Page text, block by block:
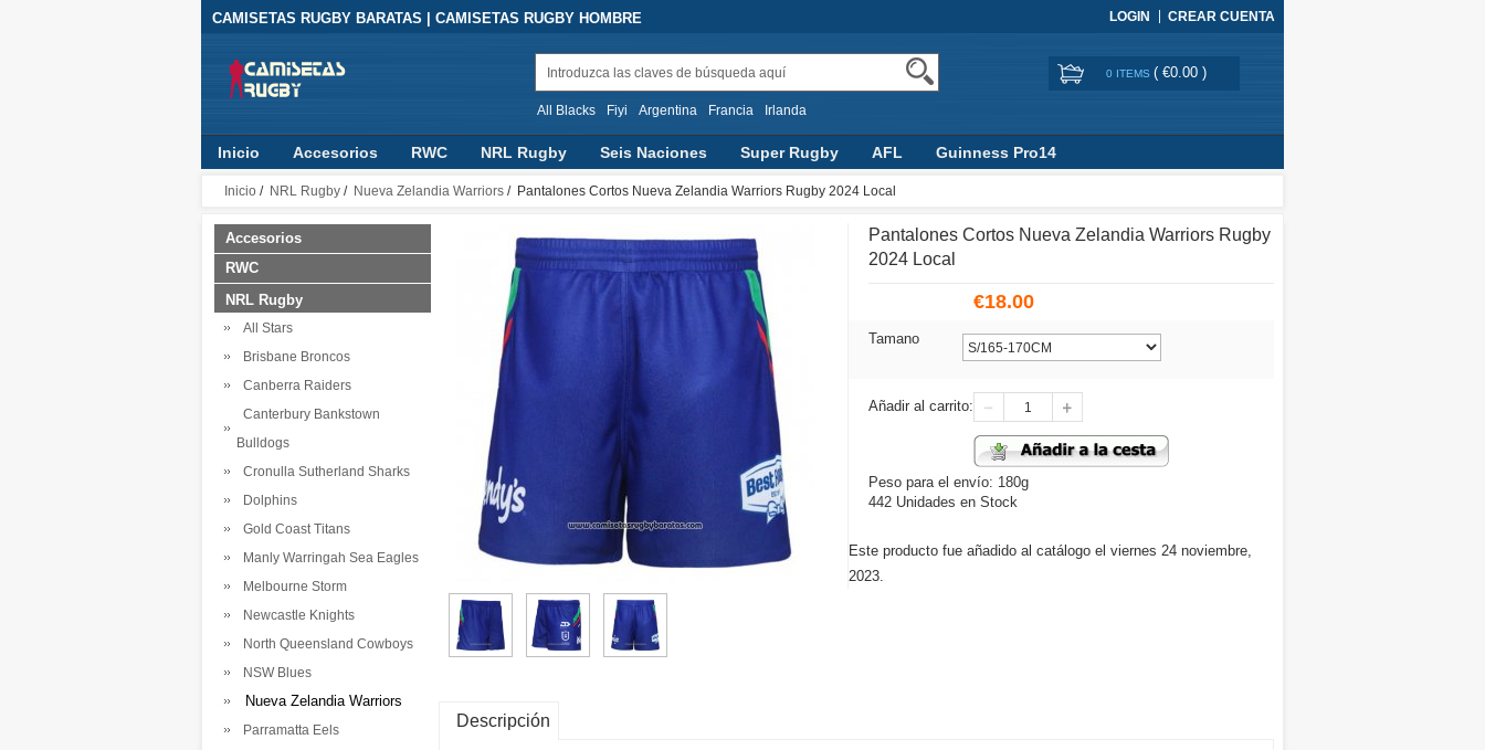
CAMISETAS RUGBY BARATAS | CAMISETAS RUGBY HOMBRE LOGIN CREAR CUENTA
All Blacks Fiyi Argentina Francia Irlanda
0 ITEMS ( €0.00 )
Inicio Accesorios RWC NRL Rugby Seis Naciones Super Rugby AFL
Guinness Pro14
NRL Telstra Premiership
Premiership Rugby RLWC 2017 Top 14
Inicio / NRL Rugby / Nueva Zelandia Warriors / Pantalones Cortos Nueva Zelandia Warriors Rugby 2024 Local
Accesorios
RWC
NRL Rugby
All Stars
Brisbane Broncos
Canberra Raiders
Canterbury Bankstown
Bulldogs
Cronulla Sutherland Sharks
Dolphins
Gold Coast Titans
Manly Warringah Sea Eagles
Melbourne Storm
Newcastle Knights
North Queensland Cowboys
NSW Blues
Nueva Zelandia Warriors
Parramatta Eels
Pantalones Cortos Nueva Zelandia Warriors Rugby
2024 Local
€18.00
Tamano
Añadir al carrito:
Peso para el envío: 180g
442 Unidades en Stock
Este producto fue añadido al catálogo el viernes 24 noviembre,
2023.
Descripción